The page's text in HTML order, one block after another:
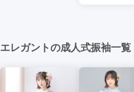
エレガントの成人式振袖一覧